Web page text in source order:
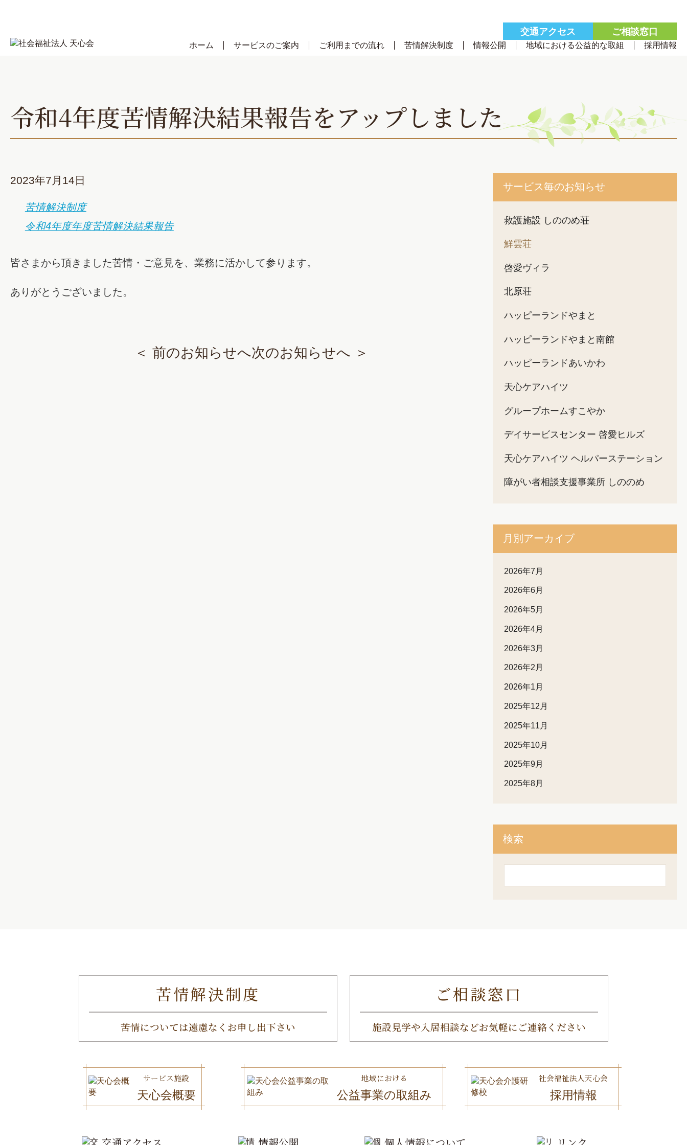
ホーム サービスのご案内 ご利用までの流れ 苦情解決制度 情報公開 地域における公益的な取組 採用情報
交通アクセス ご相談窓口
令和4年度苦情解決結果報告をアップしました
2023年7月14日
苦情解決制度
令和4年度年度苦情解決結果報告
皆さまから頂きました苦情・ご意見を、業務に活かして参ります。
ありがとうございました。
＜ 前のお知らせへ次のお知らせへ ＞
サービス毎のお知らせ
救護施設 しののめ荘
鮮雲荘
啓愛ヴィラ
北原荘
ハッピーランドやまと
ハッピーランドやまと南館
ハッピーランドあいかわ
天心ケアハイツ
グループホームすこやか
デイサービスセンター 啓愛ヒルズ
天心ケアハイツ ヘルパーステーション
障がい者相談支援事業所 しののめ
月別アーカイブ
2026年7月
2026年6月
2026年5月
2026年4月
2026年3月
2026年2月
2026年1月
2025年12月
2025年11月
2025年10月
2025年9月
2025年8月
検索
苦情解決制度
苦情については遠慮なくお申し出下さい
ご相談窓口
施設見学や入居相談などお気軽にご連絡ください
サービス施設
天心会概要
地域における
公益事業の取組み
社会福祉法人天心会
採用情報